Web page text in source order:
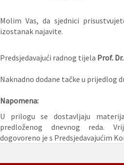
Molim Vas, da sjednici
izostanak najavite.
Predsjedavajući radnog tijela Prof.
Naknadno dodane tačke u prijedlog
Napomena:
U prilogu se dostavljaju
predloženog dnevnog reda.
dogovoreno je s Predsjedavajućim